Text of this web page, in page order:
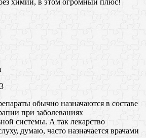
химии, в этом огромный плюс!
обычно назначаются в составе
при заболеваниях
системы. А так лекарство
думаю, часто назначается врачами